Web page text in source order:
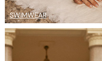
SWIMWEAR